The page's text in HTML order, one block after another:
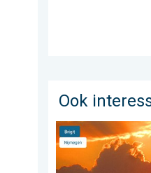
Ook
Stuur jouw